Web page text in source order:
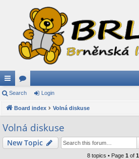
ui
ck
lin
ks
or
u
s
Search Login
Board index Volná diskuse
Volná diskuse
New Topic
8 topics • Page 1 of 1